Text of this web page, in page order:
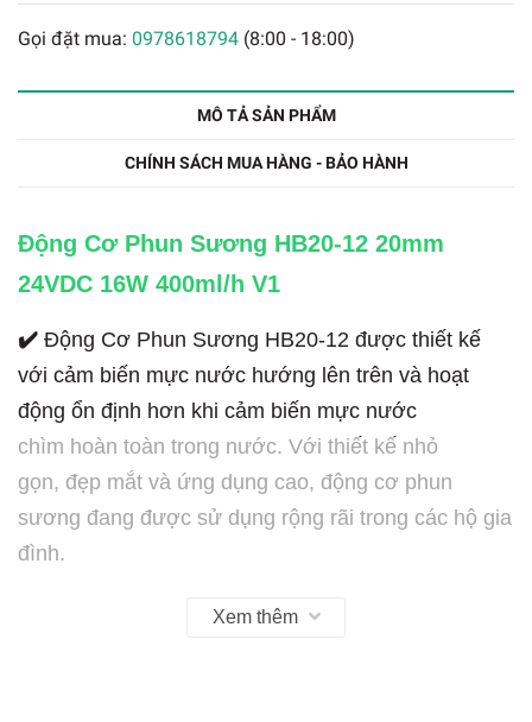
Gọi đặt mua: 0978618794 (8:00 - 18:00)
MÔ TẢ SẢN PHẨM
CHÍNH SÁCH MUA HÀNG - BẢO HÀNH
Động Cơ Phun Sương HB20-12 20mm
24VDC 16W 400ml/h V1
✔️ Động Cơ Phun Sương HB20-12 được thiết kế
với cảm biến mực nước hướng lên trên và hoạt
động ổn định hơn khi cảm biến mực nước
chìm hoàn toàn trong nước. Với thiết kế nhỏ
gọn, đẹp mắt và ứng dụng cao, động cơ phun
sương đang được sử dụng rộng rãi trong các hộ gia
đình.
Thông Số Kỹ ThuậtXem thêm